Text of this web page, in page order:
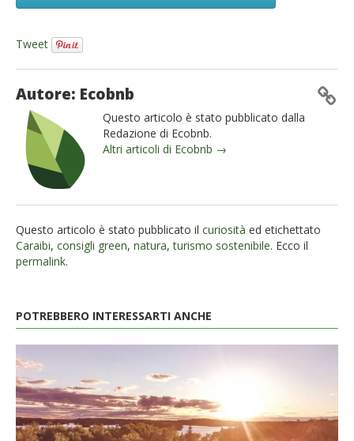
Tweet
Autore: Ecobnb
Questo articolo è stato pubblicato dalla
Redazione di Ecobnb.
Altri articoli di Ecobnb →
Questo articolo è stato pubblicato il curiosità ed etichettato
Caraibi, consigli green, natura,turismo sostenibile. Ecco il
permalink.
POTREBBERO INTERESSARTI ANCHE